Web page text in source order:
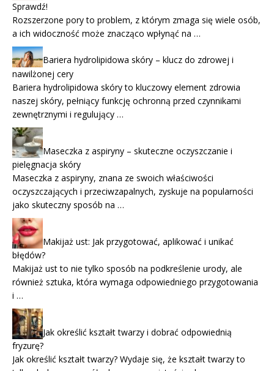
Sprawdź!
Rozszerzone pory to problem, z którym zmaga się wiele osób,
a ich widoczność może znacząco wpłynąć na …
Bariera hydrolipidowa skóry – klucz do zdrowej i
nawilżonej cery
Bariera hydrolipidowa skóry to kluczowy element zdrowia
naszej skóry, pełniący funkcję ochronną przed czynnikami
zewnętrznymi i regulujący …
Maseczka z aspiryny – skuteczne oczyszczanie i
pielęgnacja skóry
Maseczka z aspiryny, znana ze swoich właściwości
oczyszczających i przeciwzapalnych, zyskuje na popularności
jako skuteczny sposób na …
Makijaż ust: Jak przygotować, aplikować i unikać
błędów?
Makijaż ust to nie tylko sposób na podkreślenie urody, ale
również sztuka, która wymaga odpowiedniego przygotowania
i …
Jak określić kształt twarzy i dobrać odpowiednią
fryzurę?
Jak określić kształt twarzy? Wydaje się, że kształt twarzy to